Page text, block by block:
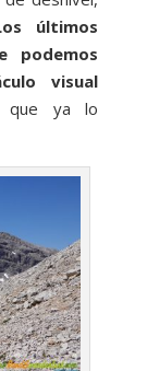
últimos
podemos
visual
que ya lo